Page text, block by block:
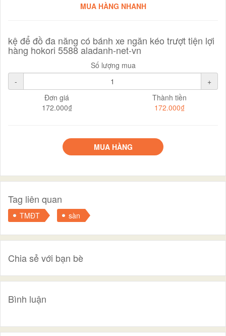
MUA HÀNG NHANH
kệ để đồ đa năng có bánh xe ngăn kéo trượt tiện lợi
hàng hokori 5588 aladanh-net-vn
Số lượng mua
-
+
Đơn giá
172.000₫
Thành tiền
172.000₫
MUA HÀNG
Tag liên quan
TMĐT sàn
Chia sẻ với bạn bè
Bình luận